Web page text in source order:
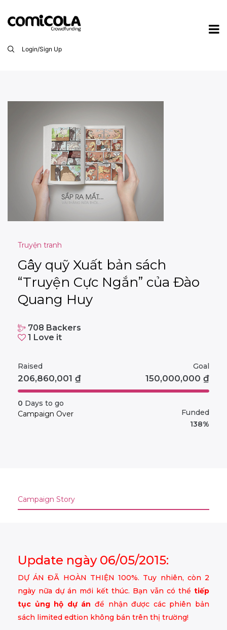
Login/Sign Up
Truyện tranh
Gây quỹ Xuất bản sách
“Truyện Cực Ngắn” của Đào
Quang Huy
708 Backers
1 Love it
206,860,001 ₫
Raised
150,000,000 ₫
Goal
0 Days to go
138%
Funded
Campaign Over
Campaign Story
Update ngày 06/05/2015:
DỰ ÁN ĐÃ HOÀN THIỆN 100%. Tuy nhiên, còn 2
ngày nữa dự án mới kết thúc. Bạn vẫn có thể tiếp
tục ủng hộ dự án để nhận được các phiên bản
sách limited edtion không bán trên thị trường!